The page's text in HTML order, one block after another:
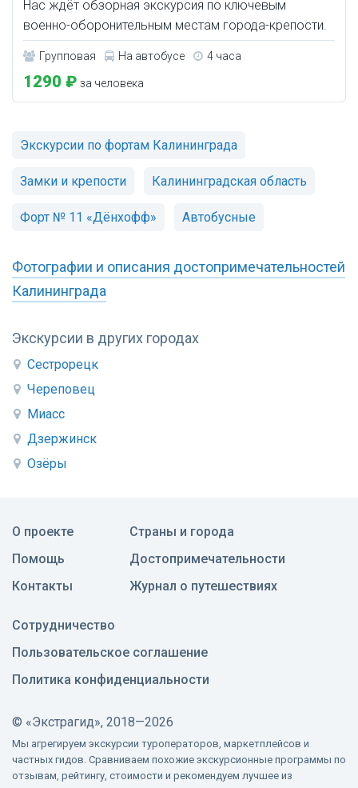
Экскурсии в других городах
Сестрорецк
Череповец
Миасс
Дзержинск
Озёры
Нас ждёт обзорная экскурсия по ключевым
военно-оборонительным местам города-крепости.
Групповая На автобусе 4 часа
1290 ₽ за человека
Экскурсии по фортам Калининграда
Замки и крепости Калининградская область
Форт № 11 «Дёнхофф» Автобусные
Фотографии и описания достопримечательностей
Калининграда
О проекте
Помощь
Контакты
Страны и города
Достопримечательности
Журнал о путешествиях
Сотрудничество
Пользовательское соглашение
Политика конфиденциальности
© «Экстрагид», 2018—2026
Мы агрегируем экскурсии туроператоров, маркетплейсов и
частных гидов. Сравниваем похожие экскурсионные программы по
отзывам, рейтингу, стоимости и рекомендуем лучшее из